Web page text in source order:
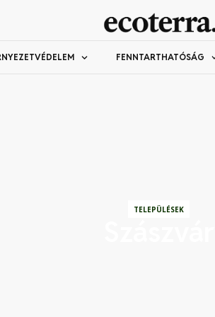
FENNTARTHATÓSÁG
TELEPÜLÉSEK